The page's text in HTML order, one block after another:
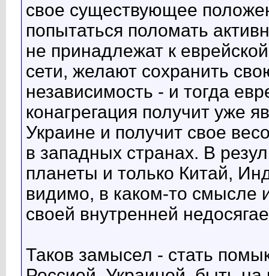
свое существующее
попытаться поломать
не принадлежат к
сети, желают сохранить
независимость - и тогда
конагрегация получит уже
Украине и получит свое
в западных странах. В
планеты и только Китай,
видимо, в каком-то смысле
своей внутренней
Таков замысел - стать